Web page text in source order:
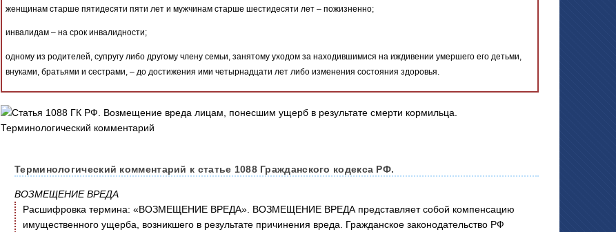
женщинам старше пятидесяти пяти лет и мужчинам старше шестидесяти лет – пожизненно;
инвалидам – на срок инвалидности;
одному из родителей, супругу либо другому члену семьи, занятому уходом за находившимися на иждивении умершего его детьми,
внуками, братьями и сестрами, – до достижения ими четырнадцати лет либо изменения состояния здоровья.
Терминологический комментарий к статье 1088 Гражданского кодекса РФ.
ВОЗМЕЩЕНИЕ ВРЕДА
Расшифровка термина: «ВОЗМЕЩЕНИЕ ВРЕДА». ВОЗМЕЩЕНИЕ ВРЕДА представляет собой компенсацию
имущественного ущерба, возникшего в результате причинения вреда. Гражданское законодательство РФ